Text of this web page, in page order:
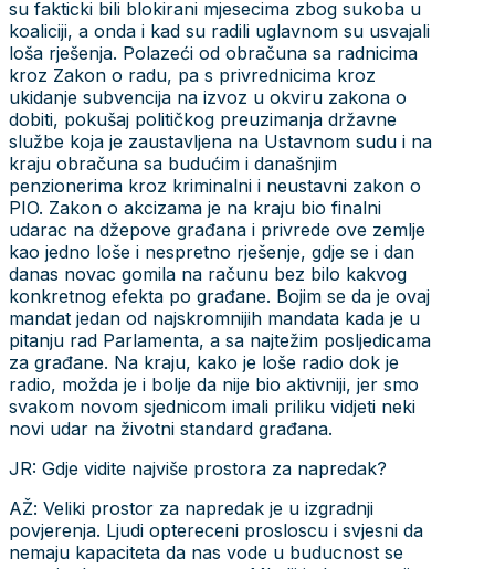
su fakticki bili blokirani mjesecima zbog sukoba u
koaliciji, a onda i kad su radili uglavnom su usvajali
loša rješenja. Polazeći od obračuna sa radnicima
kroz Zakon o radu, pa s privrednicima kroz
ukidanje subvencija na izvoz u okviru zakona o
dobiti, pokušaj političkog preuzimanja državne
službe koja je zaustavljena na Ustavnom sudu i na
kraju obračuna sa budućim i današnjim
penzionerima kroz kriminalni i neustavni zakon o
PIO. Zakon o akcizama je na kraju bio finalni
udarac na džepove građana i privrede ove zemlje
kao jedno loše i nespretno rješenje, gdje se i dan
danas novac gomila na računu bez bilo kakvog
konkretnog efekta po građane. Bojim se da je ovaj
mandat jedan od najskromnijih mandata kada je u
pitanju rad Parlamenta, a sa najtežim posljedicama
za građane. Na kraju, kako je loše radio dok je
radio, možda je i bolje da nije bio aktivniji, jer smo
svakom novom sjednicom imali priliku vidjeti neki
novi udar na životni standard građana.
JR: Gdje vidite najviše prostora za napredak?
AŽ: Veliki prostor za napredak je u izgradnji
povjerenja. Ljudi optereceni prosloscu i svjesni da
nemaju kapaciteta da nas vode u buducnost se